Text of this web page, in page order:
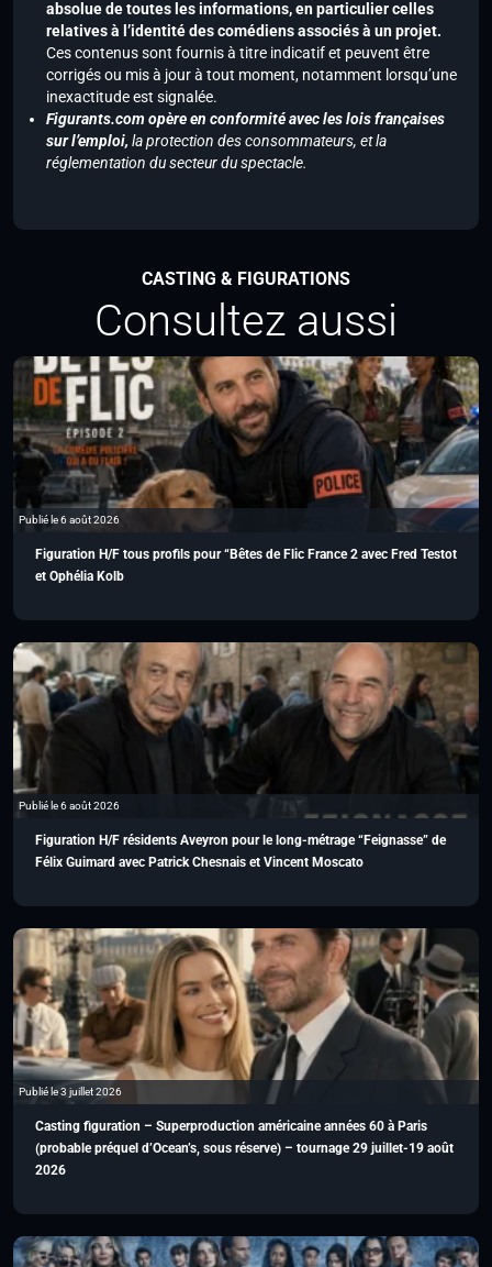
absolue de toutes les informations, en particulier celles
relatives à l’identité des comédiens associés à un projet.
Ces contenus sont fournis à titre indicatif et peuvent être
corrigés ou mis à jour à tout moment, notamment lorsqu’une
inexactitude est signalée.
Figurants.com opère en conformité avec les lois françaises
sur l’emploi, la protection des consommateurs, et la
réglementation du secteur du spectacle.
CASTING & FIGURATIONS
Consultez aussi
Publié le 6 août 2026
Figuration H/F tous profils pour “Bêtes de Flic France 2 avec Fred Testot
et Ophélia Kolb
Publié le 6 août 2026
Figuration H/F résidents Aveyron pour le long-métrage “Feignasse” de
Félix Guimard avec Patrick Chesnais et Vincent Moscato
Publié le 3 juillet 2026
Casting figuration – Superproduction américaine années 60 à Paris
(probable préquel d’Ocean’s, sous réserve) – tournage 29 juillet-19 août
2026